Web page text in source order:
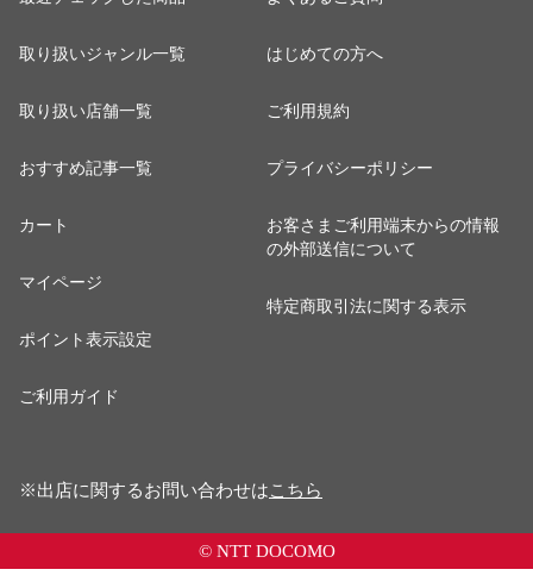
取り扱いジャンル一覧
取り扱い店舗一覧
おすすめ記事一覧
カート
マイページ
ポイント表示設定
ご利用ガイド
はじめての方へ
ご利用規約
プライバシーポリシー
お客さまご利用端末からの情報
の外部送信について
特定商取引法に関する表示
※出店に関するお問い合わせはこちら
© NTT DOCOMO